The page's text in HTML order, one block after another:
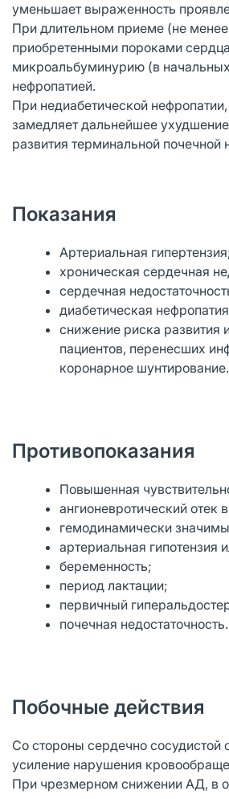
уменьшает выраженность
При длительном приеме (не
приобретенными пороками
микроальбуминурию (в
нефропатией.
При недиабетической
замедляет дальнейшее
развития терминальной почечной
Показания
Артериальная
хроническая сердечная
сердечная
диабетическая
снижение риска развития
пациентов, перенесших
коронарное шунтирование.
Противопоказания
Повышенная
ангионевротический
гемодинамически
артериальная гипотензия
беременность;
период лактации;
первичный
почечная недостаточность.
Побочные действия
Со стороны сердечно сосудистой
усиление нарушения
При чрезмерном снижении АД, в